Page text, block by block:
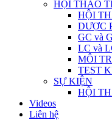
HỘI THẢO
HỘI
DƯỢC
GC và
LC và
MÔI
TEST
SỰ KIỆN
HỘI
Videos
Liên hệ